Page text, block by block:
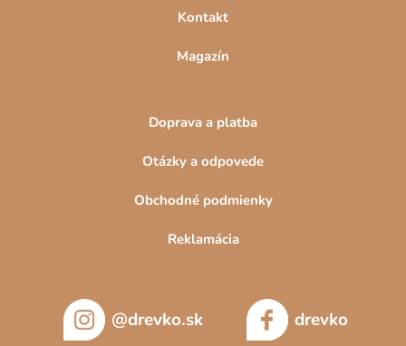
Kontakt
Magazín
Doprava a platba
Otázky a odpovede
Obchodné podmienky
Reklamácia
@drevko.sk drevko